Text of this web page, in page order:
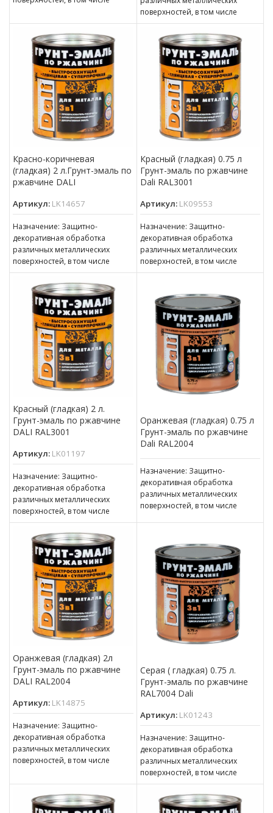
сплошной коррозией c
толщиной ржавчины до 100 мкм
поверхностей, в том числе
пораженных точечной или
сплошной коррозией c
толщиной ржавчины до 100 мкм
Красно-коричневая
(гладкая) 2 л.Грунт-эмаль по
ржавчине DALI
Артикул: LK14657
Назначение: Защитно-
декоративная обработка
различных металлических
поверхностей, в том числе
пораженных точечной или
сплошной коррозией c
толщиной ржавчины до 100 мкм
Красный (гладкая) 0.75 л
Грунт-эмаль по ржавчине
Dali RAL3001
Артикул: LK09553
Назначение: Защитно-
декоративная обработка
различных металлических
поверхностей, в том числе
пораженных точечной или
толщиной ржавчины до 100 мкм
Красный (гладкая) 2 л.
Грунт-эмаль по ржавчине
DALI RAL3001
Артикул: LK01197
Назначение: Защитно-
декоративная обработка
различных металлических
поверхностей, в том числе
пораженных точечной или
сплошной коррозией c
толщиной ржавчины до 100 мкм
Оранжевая (гладкая) 0.75 л
Грунт-эмаль по ржавчине
Dali RAL2004
Назначение: Защитно-
декоративная обработка
различных металлических
поверхностей, в том числе
Оранжевая (гладкая) 2л
Грунт-эмаль по ржавчине
DALI RAL2004
Артикул: LK14875
Назначение: Защитно-
декоративная обработка
различных металлических
поверхностей, в том числе
сплошной коррозией c
толщиной ржавчины до 100 мкм
Серая ( гладкая) 0.75 л.
Грунт-эмаль по ржавчине
RAL7004 Dali
Артикул: LK01243
Назначение: Защитно-
декоративная обработка
различных металлических
поверхностей, в том числе
пораженных точечной или
сплошной коррозией c
толщиной ржавчины до 100 мкм